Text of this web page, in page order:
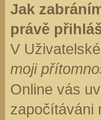
Jak
právě
V
moji
Online vás
započítáváni